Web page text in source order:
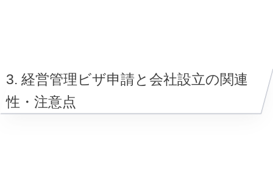
3. 経営管理ビザ申請と会社設立の関連
性・注意点